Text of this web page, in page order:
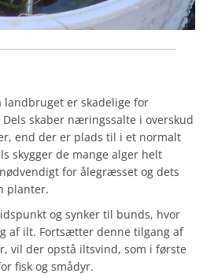
er skadelige for
skaber næringssalte i overskud
end der er plads til i et normalt
skygger de mange alger helt
for ålegræsset og dets
planter.
og synker til bunds, hvor
af ilt. Fortsætter denne tilgang af
vil der opstå iltsvind, som i første
fisk og smådyr.